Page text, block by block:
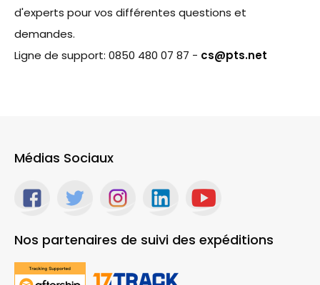
d'experts pour vos différentes questions et
demandes.
Ligne de support: 0850 480 07 87 - cs@pts.net
Médias Sociaux
Nos partenaires de suivi des expéditions